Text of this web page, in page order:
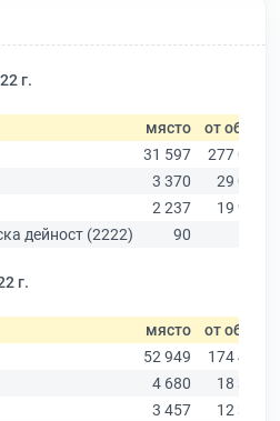
г.
място от общо
31 597
277 019
3 370
29 067
2 237
19 939
дейност (2222)
90
г.
място от общо
52 949
174 403
4 680
18 305
3 457
12 387